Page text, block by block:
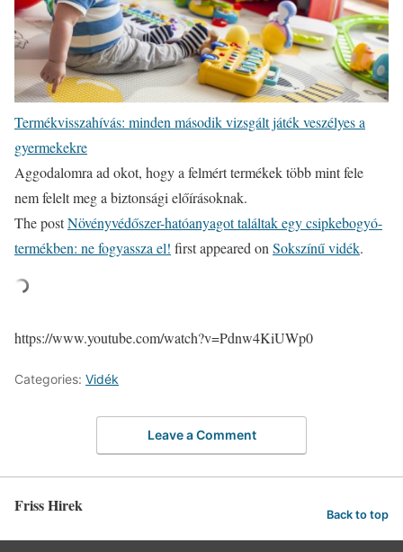
Termékvisszahívás: minden második vizsgált játék veszélyes a
gyermekekre
Aggodalomra ad okot, hogy a felmért termékek több mint fele
nem felelt meg a biztonsági előírásoknak.
The postNövényvédőszer-hatóanyagot találtak egy csipkebogyó-
termékben: ne fogyassza el! first appeared on Sokszínű vidék.
https://www.youtube.com/watch?v=Pdnw4KiUWp0
Categories: Vidék
Leave a Comment
Friss Hirek Back to top